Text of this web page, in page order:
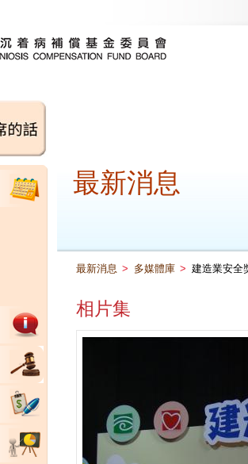
最新消息
最新消息 > 多媒體庫 > 建造業安全
相片集